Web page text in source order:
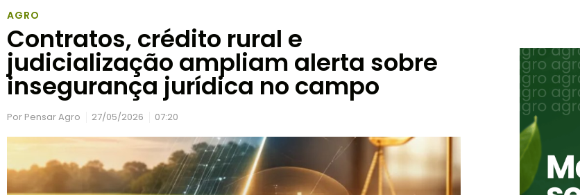
AGRO
Contratos, crédito rural e
judicialização ampliam alerta sobre
insegurança jurídica no campo
Por Pensar Agro 27/05/2026 07:20